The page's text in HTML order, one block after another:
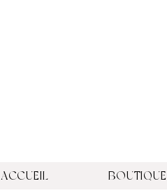
ACCUEIL BOUTIQUE